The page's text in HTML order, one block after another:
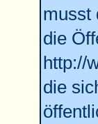
musst
die
http://
die